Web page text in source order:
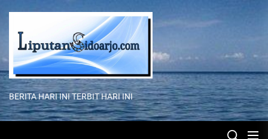
content
BERITA HARI INI TERBIT HARI INI